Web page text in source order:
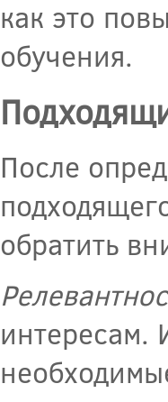
как это
обучения.
После
обратить
интересам.